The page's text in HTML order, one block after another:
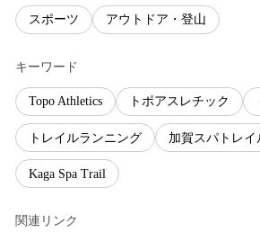
スポーツ アウトドア・登山
キーワード
Topo Athletics トポアスレチック
トレイルランニング 加賀スパトレイ
Kaga Spa Trail
関連リンク